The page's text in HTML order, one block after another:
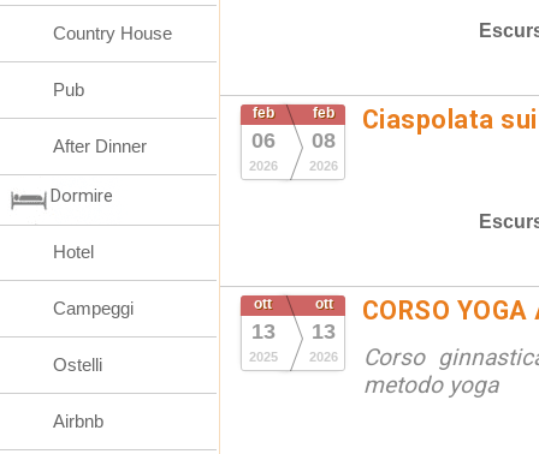
feb
06
2026
feb
08
2026
Ciaspolata
ott
13
2025
ott
13
2026
CORSO
Corso
metodo yoga
Country House
Pub
After Dinner
Dormire
Hotel
Campeggi
Ostelli
Airbnb